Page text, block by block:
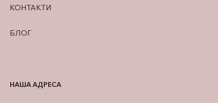
КОНТАКТИ
БЛОГ
НАША АДРЕСА